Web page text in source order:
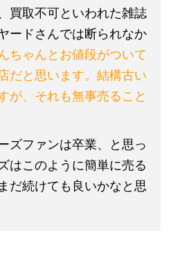
買取不可といわれた雑誌
ードさんでは断られなか
ちゃんとお値段がついて
だと思います。結構古い
が、それも無事売ること
ズファンは卒業、と思っ
はこのように簡単に売る
だ続けても良いかなと思